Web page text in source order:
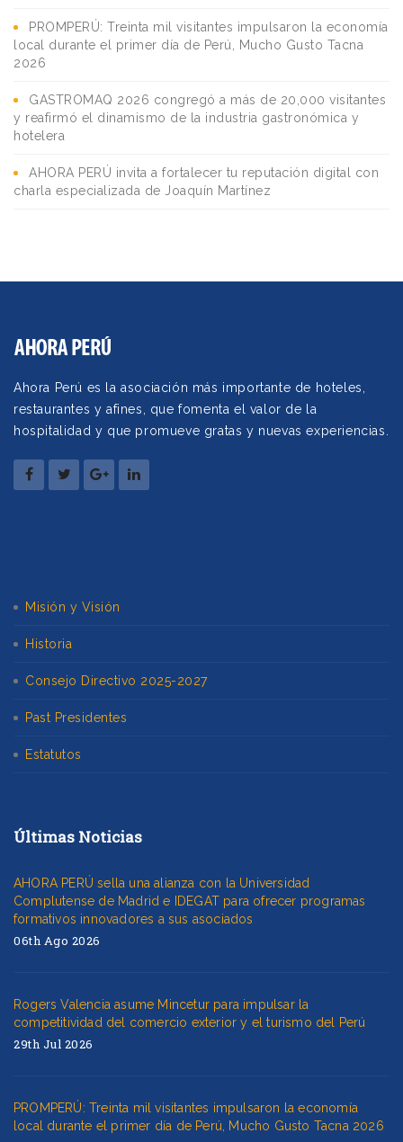
PROMPERÚ: Treinta mil visitantes impulsaron la economía
local durante el primer día de Perú, Mucho Gusto Tacna
2026
GASTROMAQ 2026 congregó a más de 20,000 visitantes
y reafirmó el dinamismo de la industria gastronómica y
hotelera
AHORA PERÚ invita a fortalecer tu reputación digital con
charla especializada de Joaquín Martínez
Ahora Perú es la asociación más importante de hoteles,
restaurantes y afines, que fomenta el valor de la
hospitalidad y que promueve gratas y nuevas experiencias.
Misión y Visión
Historia
Consejo Directivo 2025-2027
Past Presidentes
Estatutos
Últimas Noticias
AHORA PERÚ sella una alianza con la Universidad
Complutense de Madrid e IDEGAT para ofrecer programas
formativos innovadores a sus asociados
06th Ago 2026
Rogers Valencia asume Mincetur para impulsar la
competitividad del comercio exterior y el turismo del Perú
29th Jul 2026
PROMPERÚ: Treinta mil visitantes impulsaron la economía
local durante el primer día de Perú, Mucho Gusto Tacna 2026